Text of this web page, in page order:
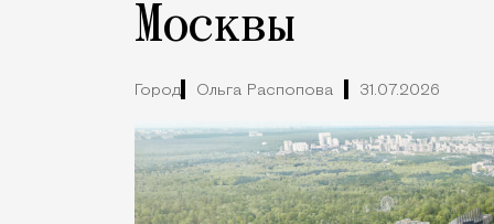
Москвы
Город Ольга Распопова 31.07.2026